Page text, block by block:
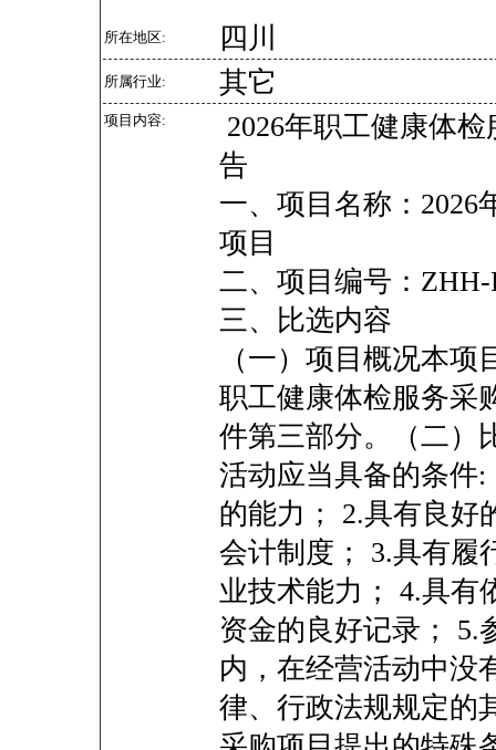
所在地区: 四川
所属行业: 其它
项目内容:
2026年职工健康体
告
一、项目名称：2026
项目
二、项目编号：
三、比选内容
（一）项目概况本
职工健康体检服务采
件第三部分。（二）
活动应当具备的条件
的能力； 2.具有良好
会计制度； 3.具有履
业技术能力； 4.具有
资金的良好记录； 5.
内，在经营活动中没
律、行政法规规定的